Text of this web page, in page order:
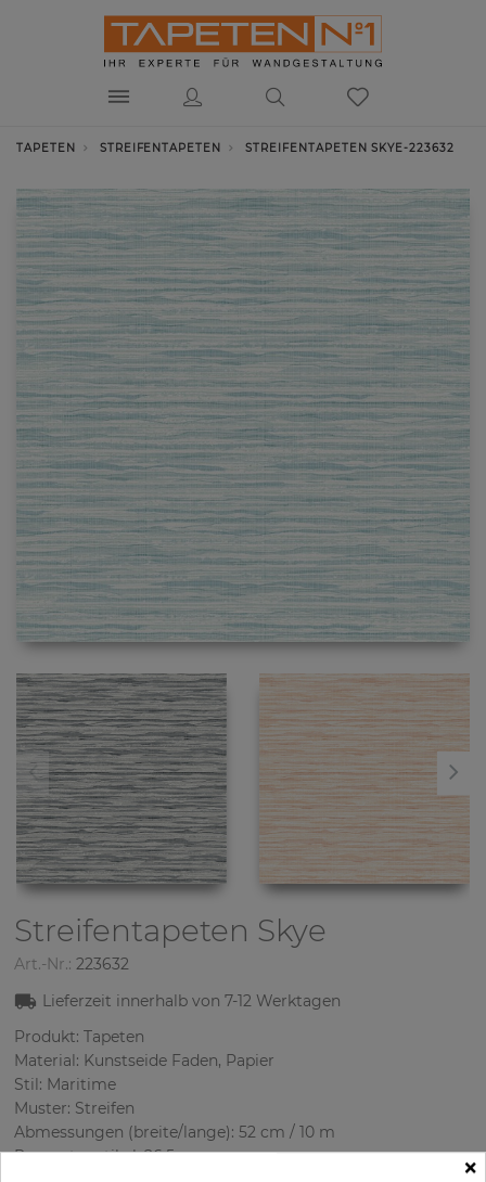
TAPETEN STREIFENTAPETEN STREIFENTAPETEN SKYE-223632
Streifentapeten Skye
Art.-Nr.: 223632
Lieferzeit innerhalb von7-12 Werktagen
Produkt: Tapeten
Material: Kunstseide Faden, Papier
Stil: Maritime
Muster: Streifen
Abmessungen (breite/lange): 52 cm / 10 m
Rapport vertikal: 26.5 cm
×